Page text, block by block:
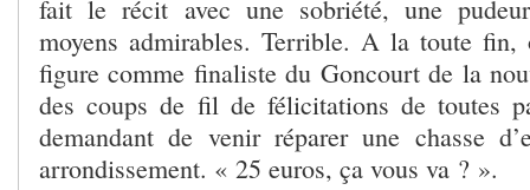
fait le récit avec une sobriété, une
moyens admirables. Terrible. A la toute fin,
figure comme finaliste du Goncourt de la
des coups de fil de félicitations de toutes
demandant de venir réparer une chasse
arrondissement. « 25 euros, ça vous va ? ».